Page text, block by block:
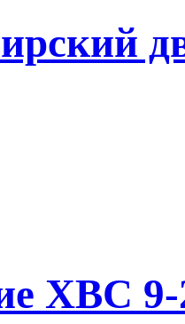
ХВС 9-